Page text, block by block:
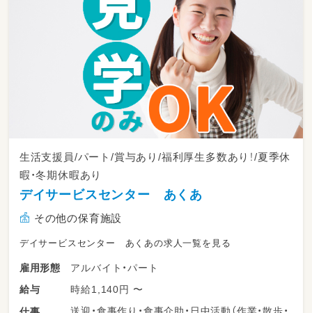
生活支援員/パート/賞与あり/福利厚生多数あり！/夏季休
暇・冬期休暇あり
デイサービスセンター あくあ
その他の保育施設
デイサービスセンター あくあの求人一覧を見る
雇用形態
アルバイト・パート
給与
時給1,140円 〜